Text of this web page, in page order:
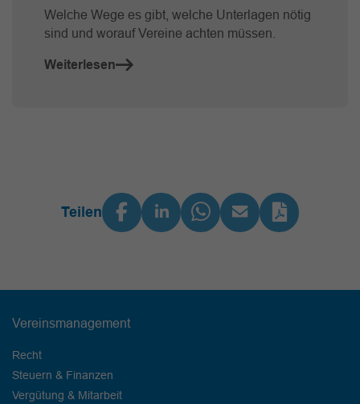
Welche Wege es gibt, welche Unterlagen nötig
sind und worauf Vereine achten müssen.
Weiterlesen
Teilen
Vereinsmanagement
Recht
Steuern & Finanzen
Vergütung & Mitarbeit